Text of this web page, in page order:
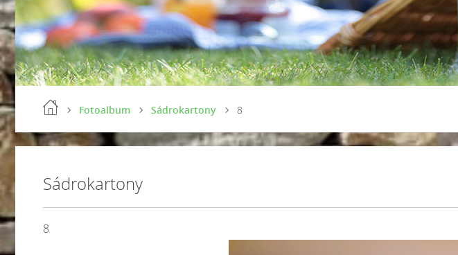
Fotoalbum Sádrokartony 8
Sádrokartony
8